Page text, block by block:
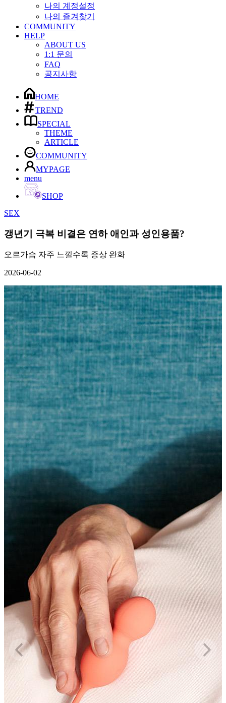
나의 계정설정
나의 즐겨찾기
COMMUNITY
HELP
ABOUT US
1:1 문의
FAQ
공지사항
HOME
TREND
SPECIAL
THEME
ARTICLE
COMMUNITY
MYPAGE
menu
SHOP
SEX
갱년기 극복 비결은 연하 애인과 성인용품?
오르가슴 자주 느낄수록 증상 완화
2026-06-02